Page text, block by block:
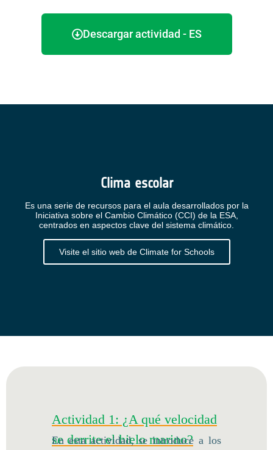
Descargar actividad - ES
Clima escolar
Es una serie de recursos para el aula desarrollados por la
Iniciativa sobre el Cambio Climático (CCI) de la ESA,
centrados en aspectos clave del sistema climático.
Visite el sitio web de Climate for Schools
Actividad 1: ¿A qué velocidad
se derrite el hielo marino?
En esta actividad, se introduce a los